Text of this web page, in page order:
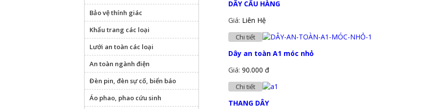
DÂY CẨU HÀNG
Giá: Liên Hệ
Chi tiết
Dây an toàn A1 móc nhỏ
Giá: 90.000 đ
Chi tiết
THANG DÂY
Bảo vệ thính giác
Khẩu trang các loại
Lưới an toàn các loại
An toàn ngành điện
Đèn pin, đèn sự cố, biển báo
Áo phao, phao cứu sinh